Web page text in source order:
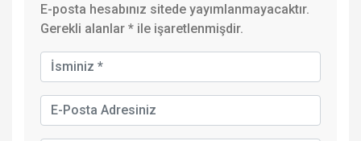
E-posta hesabınız sitede yayımlanmayacaktır.
Gerekli alanlar * ile işaretlenmişdir.